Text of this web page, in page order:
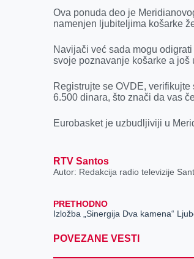
Ova ponuda deo je
namenjen ljubiteljima košarke
Navijači već sada mogu
svoje poznavanje košarke a još
Registrujte se OVDE,
6.500 dinara, što znači da vas
Eurobasket je uzbudljiviji u
RTV Santos
Autor: Redakcija radio televizije
PRETHODNO
POVEZANE VESTI